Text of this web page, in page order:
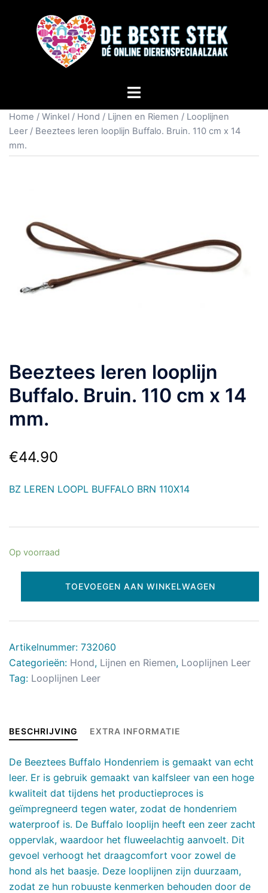
Home / Winkel / Hond / Lijnen en Riemen / Looplijnen
Leer / Beeztees leren looplijn Buffalo. Bruin. 110 cm x 14
mm.
Beeztees leren looplijn
Buffalo. Bruin. 110 cm x 14
mm.
€44.90
BZ LEREN LOOPL BUFFALO BRN 110X14
Op voorraad
TOEVOEGEN AAN WINKELWAGEN
Artikelnummer: 732060
Categorieën: Hond, Lijnen en Riemen, Looplijnen Leer
Tag: Looplijnen Leer
BESCHRIJVING EXTRA INFORMATIE
De Beeztees Buffalo Hondenriem is gemaakt van echt
leer. Er is gebruik gemaakt van kalfsleer van een hoge
kwaliteit dat tijdens het productieproces is
geïmpregneerd tegen water, zodat de hondenriem
waterproof is. De Buffalo looplijn heeft een zeer zacht
oppervlak, waardoor het fluweelachtig aanvoelt. Dit
gevoel verhoogt het draagcomfort voor zowel de
hond als het baasje. Deze looplijnen zijn duurzaam,
zodat ze hun robuuste kenmerken behouden door de